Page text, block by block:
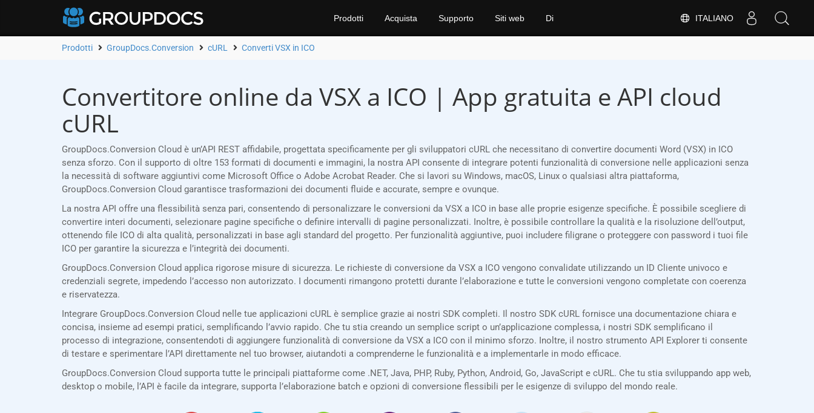
ITALIANO
Prodotti Acquista Supporto Siti web Di
Prodotti GroupDocs.Conversion cURL Converti VSX in ICO
Convertitore online da VSX a ICO | App gratuita e API cloud
cURL
GroupDocs.Conversion Cloud è un’API REST affidabile, progettata specificamente per gli sviluppatori cURL che necessitano di convertire documenti Word (VSX) in ICO
senza sforzo. Con il supporto di oltre 153 formati di documenti e immagini, la nostra API consente di integrare potenti funzionalità di conversione nelle applicazioni senza
la necessità di software aggiuntivi come Microsoft Office o Adobe Acrobat Reader. Che si lavori su Windows, macOS, Linux o qualsiasi altra piattaforma,
GroupDocs.Conversion Cloud garantisce trasformazioni dei documenti fluide e accurate, sempre e ovunque.
La nostra API offre una flessibilità senza pari, consentendo di personalizzare le conversioni da VSX a ICO in base alle proprie esigenze specifiche. È possibile scegliere di
convertire interi documenti, selezionare pagine specifiche o definire intervalli di pagine personalizzati. Inoltre, è possibile controllare la qualità e la risoluzione dell’output,
ottenendo file ICO di alta qualità, personalizzati in base agli standard del progetto. Per funzionalità aggiuntive, puoi includere filigrane o proteggere con password i tuoi file
ICO per garantire la sicurezza e l’integrità dei documenti.
GroupDocs.Conversion Cloud applica rigorose misure di sicurezza. Le richieste di conversione da VSX a ICO vengono convalidate utilizzando un ID Cliente univoco e
credenziali segrete, impedendo l’accesso non autorizzato. I documenti rimangono protetti durante l’elaborazione e tutte le conversioni vengono completate con coerenza
e riservatezza.
Integrare GroupDocs.Conversion Cloud nelle tue applicazioni cURL è semplice grazie ai nostri SDK completi. Il nostro SDK cURL fornisce una documentazione chiara e
concisa, insieme ad esempi pratici, semplificando l’avvio rapido. Che tu stia creando un semplice script o un’applicazione complessa, i nostri SDK semplificano il
processo di integrazione, consentendoti di aggiungere funzionalità di conversione da VSX a ICO con il minimo sforzo. Inoltre, il nostro strumento API Explorer ti consente
di testare e sperimentare l’API direttamente nel tuo browser, aiutandoti a comprenderne le funzionalità e a implementarle in modo efficace.
GroupDocs.Conversion Cloud supporta tutte le principali piattaforme come .NET, Java, PHP, Ruby, Python, Android, Go, JavaScript e cURL. Che tu stia sviluppando app web,
desktop o mobile, l’API è facile da integrare, supporta l’elaborazione batch e opzioni di conversione flessibili per le esigenze di sviluppo del mondo reale.